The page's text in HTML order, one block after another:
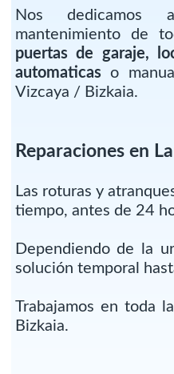
Nos
mantenimiento de
puertas de garaje,
automaticaso
Vizcaya / Bizkaia.
Reparaciones en
Las roturas y
tiempo, antes de 24
Dependiendo de la
solución temporal
Trabajamos en toda
Bizkaia.